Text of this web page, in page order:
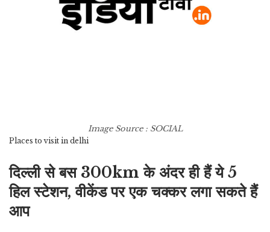
Image Source : SOCIAL
Places to visit in delhi
दिल्ली से बस 300km के अंदर ही हैं ये 5
हिल स्टेशन, वीकेंड पर एक चक्कर लगा सकते हैं
आप